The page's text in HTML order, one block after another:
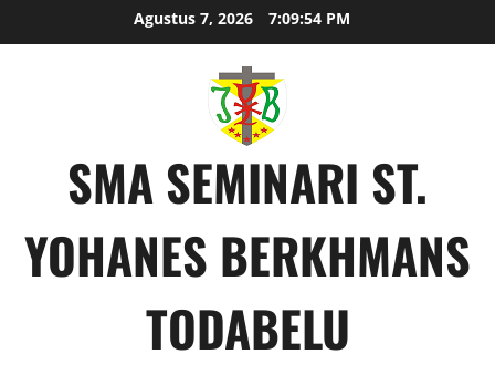
Agustus 7, 2026 7:09:55 PM
SMA SEMINARI ST.
YOHANES BERKHMANS
TODABELU